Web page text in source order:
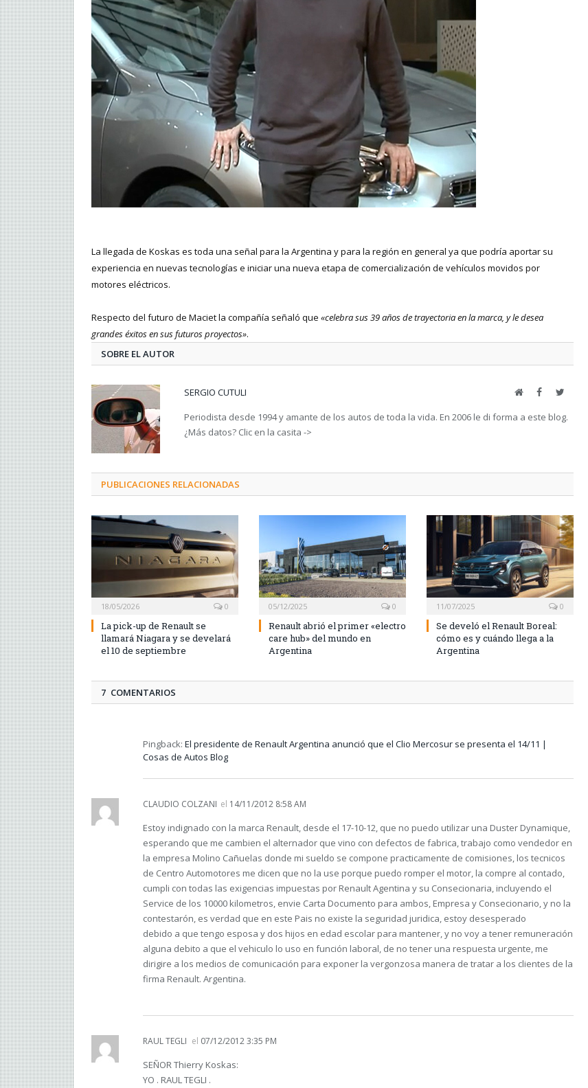
La llegada de Koskas es toda una señal para la Argentina y para la región en general ya que podría aportar su
experiencia en nuevas tecnologías e iniciar una nueva etapa de comercialización de vehículos movidos por
motores eléctricos.
Respecto del futuro de Maciet la compañía señaló que «celebra sus 39 años de trayectoria en la marca, y le desea
grandes éxitos en sus futuros proyectos».
SOBRE EL AUTOR
SERGIO CUTULI WebFacebookTwitter
Periodista desde 1994 y amante de los autos de toda la vida. En 2006 le di forma a este blog.
¿Más datos? Clic en la casita ->
PUBLICACIONES RELACIONADAS
18/05/2026 0
La pick-up de Renault se
llamará Niagara y se develará
el 10 de septiembre
05/12/2025 0
Renault abrió el primer «electro
care hub» del mundo en
Argentina
11/07/2025 0
Se develó el Renault Boreal:
cómo es y cuándo llega a la
Argentina
7 COMENTARIOS
Pingback: El presidente de Renault Argentina anunció que el Clio Mercosur se presenta el 14/11 |
Cosas de Autos Blog
CLAUDIO COLZANI el 14/11/2012 8:58 AM
Estoy indignado con la marca Renault, desde el 17-10-12, que no puedo utilizar una Duster Dynamique,
esperando que me cambien el alternador que vino con defectos de fabrica, trabajo como vendedor en
la empresa Molino Cañuelas donde mi sueldo se compone practicamente de comisiones, los tecnicos
de Centro Automotores me dicen que no la use porque puedo romper el motor, la compre al contado,
cumpli con todas las exigencias impuestas por Renault Agentina y su Consecionaria, incluyendo el
Service de los 10000 kilometros, envie Carta Documento para ambos, Empresa y Consecionario, y no la
contestarón, es verdad que en este Pais no existe la seguridad juridica, estoy desesperado
debido a que tengo esposa y dos hijos en edad escolar para mantener, y no voy a tener remuneración
alguna debito a que el vehiculo lo uso en función laboral, de no tener una respuesta urgente, me
dirigire a los medios de comunicación para exponer la vergonzosa manera de tratar a los clientes de la
firma Renault. Argentina.
RAUL TEGLI el 07/12/2012 3:35 PM
SEÑOR Thierry Koskas:
YO . RAUL TEGLI .